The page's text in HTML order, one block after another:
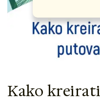
Kako